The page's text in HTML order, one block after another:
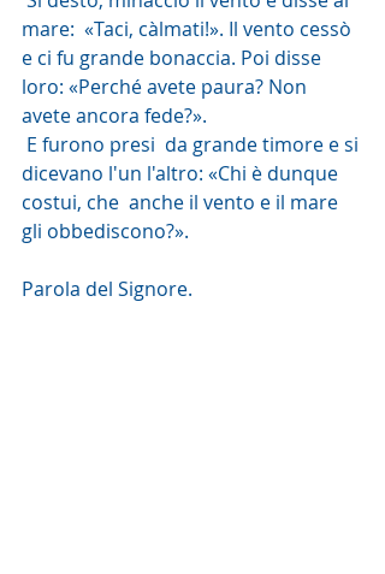
mare:  «Taci, càlmati!». Il vento cessò
e ci fu grande bonaccia. Poi disse
loro: «Perché avete paura? Non
avete ancora fede?».
dicevano l'un l'altro: «Chi è dunque
costui, che  anche il vento e il mare
gli obbediscono?».
Parola del Signore.